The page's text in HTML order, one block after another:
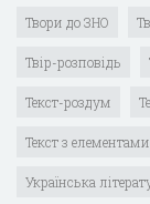
Твори до ЗНО
Твір-розповідь
Текст-роздум
Текст з
Українська